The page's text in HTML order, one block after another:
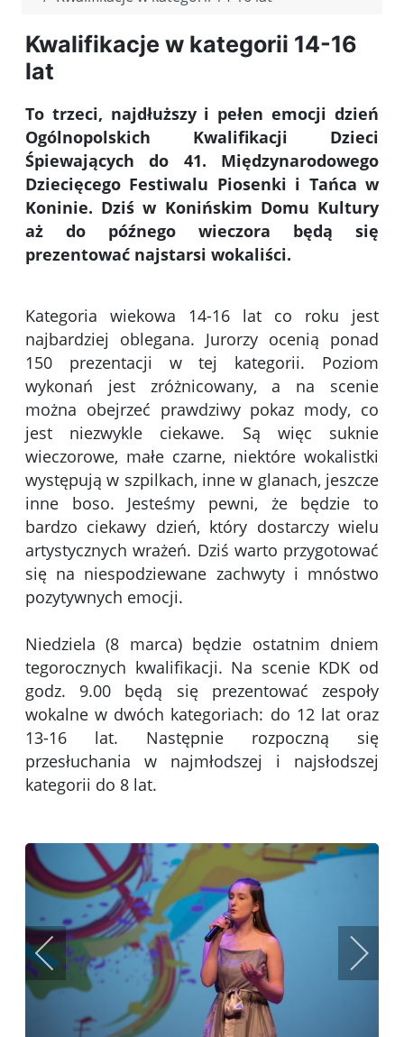
Kwalifikacje w kategorii 14-16
lat
To trzeci, najdłuższy i pełen emocji dzień
Ogólnopolskich Kwalifikacji Dzieci
Śpiewających do 41. Międzynarodowego
Dziecięcego Festiwalu Piosenki i Tańca w
Koninie. Dziś w Konińskim Domu Kultury
aż do późnego wieczora będą się
prezentować najstarsi wokaliści.
Kategoria wiekowa 14-16 lat co roku jest
najbardziej oblegana. Jurorzy ocenią ponad
150 prezentacji w tej kategorii. Poziom
wykonań jest zróżnicowany, a na scenie
można obejrzeć prawdziwy pokaz mody, co
jest niezwykle ciekawe. Są więc suknie
wieczorowe, małe czarne, niektóre wokalistki
występują w szpilkach, inne w glanach, jeszcze
inne boso. Jesteśmy pewni, że będzie to
bardzo ciekawy dzień, który dostarczy wielu
artystycznych wrażeń. Dziś warto przygotować
się na niespodziewane zachwyty i mnóstwo
pozytywnych emocji.
Niedziela (8 marca) będzie ostatnim dniem
tegorocznych kwalifikacji. Na scenie KDK od
godz. 9.00 będą się prezentować zespoły
wokalne w dwóch kategoriach: do 12 lat oraz
13-16 lat. Następnie rozpoczną się
przesłuchania w najmłodszej i najsłodszej
kategorii do 8 lat.